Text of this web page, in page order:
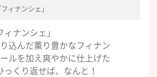
フィナンシェ」
ィナンシェ」
込んだ薫り豊かなフィナン
ルを加え爽やかに仕上げた
っくり返せば、なんと！